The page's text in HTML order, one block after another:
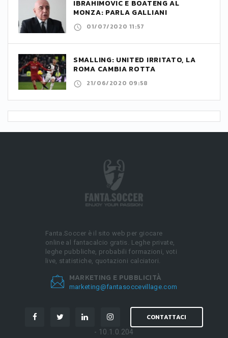
IBRAHIMOVIC E BOATENG AL
MONZA: PARLA GALLIANI
01/07/2020 11:57
SMALLING: UNITED IRRITATO, LA
ROMA CAMBIA ROTTA
21/06/2020 09:58
Fanta.Soccer è il sito web per giocare
online al fantacalcio gratis. Leghe private,
leghe pubbliche, probabili formazioni, voti
live, statistiche, quotazioni calciatori.
MARKETING E PUBBLICITÀ
marketing@fantasoccevillage.com
CONTATTACI
- 10.1.0.204